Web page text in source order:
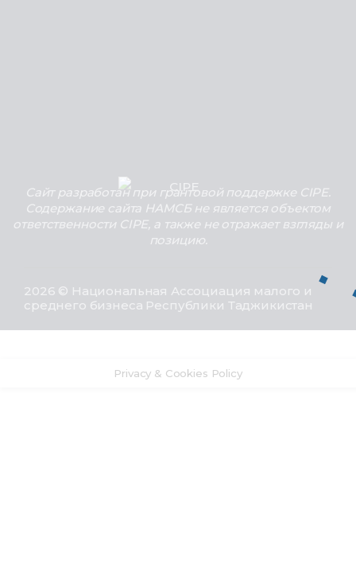
Сайт разработан при грантовой поддержке CIPE.
Содержание сайта НАМСБ не является объектом
ответственности CIPE, а также не отражает взгляды и
позицию.
2026 © Национальная Ассоциация малого и
среднего бизнеса Республики Таджикистан
Privacy & Cookies Policy